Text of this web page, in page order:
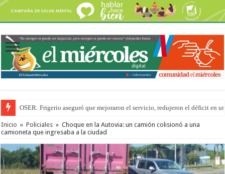
OSER: Frigerio aseguró que mejoraron el servicio, redujeron el déficit en
Inicio » Policiales » Choque en la Autovia: un camión colisionó a una
camioneta que ingresaba a la ciudad